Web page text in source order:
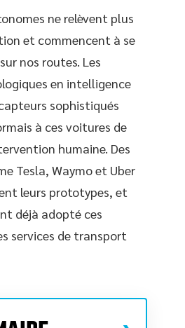
ne relèvent plus
et commencent à se
nos routes. Les
en intelligence
sophistiqués
à ces voitures de
humaine. Des
Tesla, Waymo et Uber
leurs prototypes, et
déjà adopté ces
services de transport